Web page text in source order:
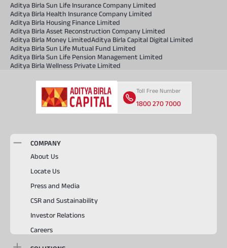
Aditya Birla Sun Life Insurance Company Limited
Aditya Birla Health Insurance Company Limited
Aditya Birla Housing Finance Limited
Aditya Birla Asset Reconstruction Company Limited
Aditya Birla Money LimitedAditya Birla Capital Digital Limited
Aditya Birla Sun Life Mutual Fund Limited
Aditya Birla Sun Life Pension Management Limited
Aditya Birla Wellness Private Limited
Toll Free Number
1800 270 7000
COMPANY
About Us
Locate Us
Press and Media
CSR and Sustainability
Investor Relations
Careers